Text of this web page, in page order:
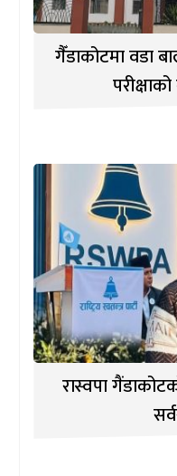
गैँडाकोटमा वडा
रास्वपा